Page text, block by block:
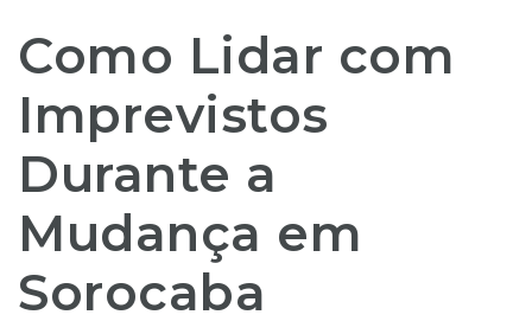
Como Lidar com
Imprevistos
Durante a
Mudança em
Sorocaba